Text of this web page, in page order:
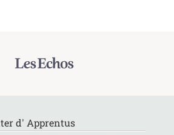
d' Apprentus